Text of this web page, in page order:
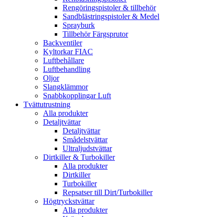
Rengöringspistoler & tillbehör
Sandblästringspistoler & Medel
Sprayburk
Tillbehör Färgsprutor
Backventiler
Kyltorkar FIAC
Luftbehållare
Luftbehandling
Oljor
Slangklämmor
Snabbkopplingar Luft
Tvättutrustning
Alla produkter
Detaljtvättar
Detaljtvättar
Smådelstvättar
Ultraljudstvättar
Dirtkiller & Turbokiller
Alla produkter
Dirtkiller
Turbokiller
Repsatser till Dirt/Turbokiller
Högtryckstvättar
Alla produkter